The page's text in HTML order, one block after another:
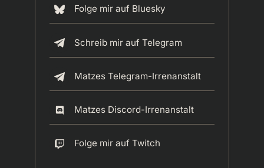
Folge mir auf Bluesky
Schreib mir auf Telegram
Matzes Telegram-Irrenanstalt
Matzes Discord-Irrenanstalt
Folge mir auf Twitch